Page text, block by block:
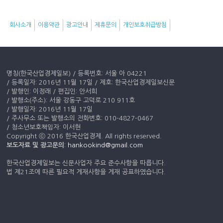
드
회사소개 이용약관 광고안내 제휴문의 개인보호취급방침
명칭(한국산업경제일보) / 등록번호: 서울 아 04221
/ 등록일자: 2016년 11월 17일 / 제호: 한국산업경제일보신문
/ 발행인: 이정래 / 편집인: 안서희
/ 발행소(주소): 서울 강동구 고덕로 210 911호
/ 발행일자: 2016년 11월 17일
/ 주사무소 또는 발행소의 전화번호: 010-4827-0467
/ 청소년보호책임자: 이서현
Copyright ⓒ 2016 한국산업경제. All rights reserved.
보도자료 및 광고문의 : hankookind@gmail.com
한국산업경제일보는 신문사업자 주요 준수사항을 따릅니다.
법 제21조에 따른 필요적 게재사항을 게재 공표하였습니다.